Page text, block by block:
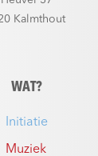
Kalmthout
WAT?
Initiatie
Muziek